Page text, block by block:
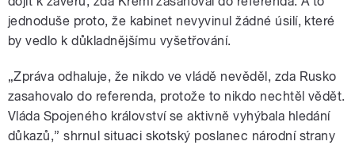
jednoduše proto, že kabinet nevyvinul žádné úsilí, které
by vedlo k důkladnějšímu vyšetřování.
„Zpráva odhaluje, že nikdo ve vládě nevěděl, zda Rusko
zasahovalo do referenda, protože to nikdo nechtěl vědět.
Vláda Spojeného království se aktivně vyhýbala hledání
důkazů,” shrnul situaci skotský poslanec národní strany